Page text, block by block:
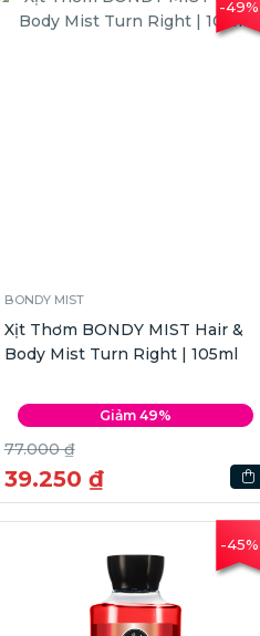
-49%
BONDY MIST
Xịt Thơm BONDY MIST Hair &
Body Mist Turn Right | 105ml
Giảm 49%
77.000 ₫
39.250 ₫
-45%